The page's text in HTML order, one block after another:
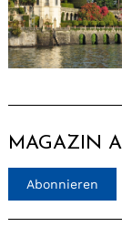
MAGAZIN
Abonnieren